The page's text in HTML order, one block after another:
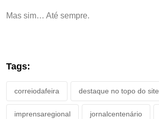
Mas sim… Até sempre.
Tags:
correiodafeira destaque no topo do site
imprensaregional jornalcentenário